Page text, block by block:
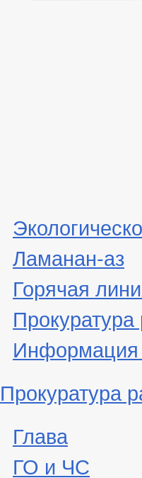
Ламанан-аз
Горячая
Информация
Прокуратура
Глава
ГО и ЧС